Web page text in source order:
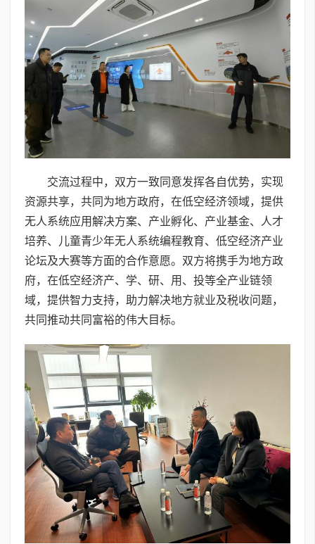
交流过程中，双方一致同意发挥各自优势，实现
资源共享，共同为地方政府，在低空经济领域，提供
无人系统应用解决方案、产业孵化、产业基金、人才
培养、儿童青少年无人系统编程教育、低空经济产业
论坛及大赛等方面的合作意愿。双方将携手为地方政
府，在低空经济产、学、研、用、投等全产业链领
域，提供智力支持，助力解决地方就业及税收问题，
共同推动共同富裕的伟大目标。